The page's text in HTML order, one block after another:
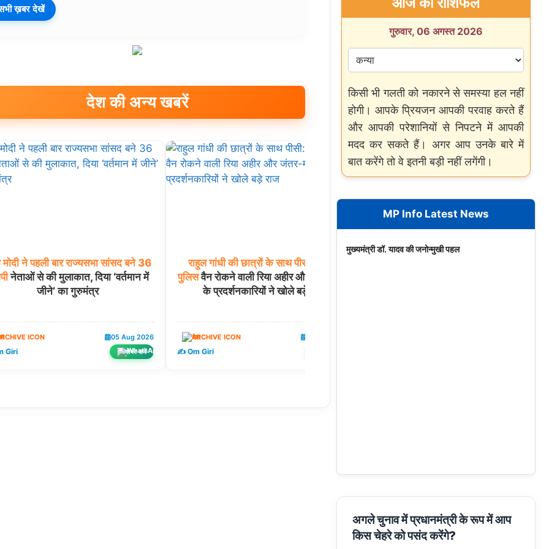
ख़बर देखें
देश की अन्य खबरें
मोदी ने पहली बार राज्यसभा सांसद बने 36
नेताओं से की मुलाकात, दिया ‘वर्तमान में
जीने’ का गुरुमंत्र
05 Aug 2026
Giri शेयर करें
राहुल गांधी की छात्रों के साथ पीसी:
पुलिसवैन रोकने वाली रिया अहीर और जंतर-मंतर
के प्रदर्शनकारियों ने खोले बड़े राज
देश
✍️ Om Giri
गुरुवार, 06 अगस्त 2026
किसी भी गलती को नकारने से समस्या हल नहीं
होगी। आपके प्रियजन आपकी परवाह करते हैं
और आपकी परेशानियों से निपटने में आपकी
मदद कर सकते हैं। अगर आप उनके बारे में
बात करेंगे तो वे इतनी बड़ी नहीं लगेंगी।
MP Info Latest News
मुख्यमंत्री डॉ. यादव की जनोन्मुखी पहल
अगले चुनाव में प्रधानमंत्री के रूप में आप
किस चेहरे को पसंद करेंगे?